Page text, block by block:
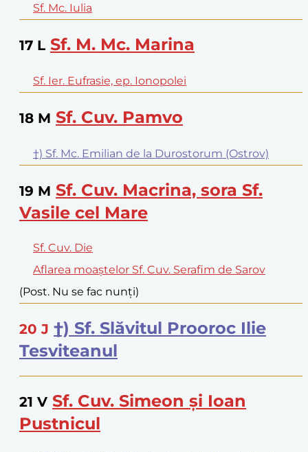
Sf. Mc. Iulia
17 L Sf. M. Mc. Marina
Sf. Ier. Eufrasie, ep. Ionopolei
18 M Sf. Cuv. Pamvo
†) Sf. Mc. Emilian de la Durostorum (Ostrov)
19 M Sf. Cuv. Macrina, sora Sf.
Vasile cel Mare
Sf. Cuv. Die
Aflarea moaștelor Sf. Cuv. Serafim de Sarov
(Post. Nu se fac nunți)
20 J †) Sf. Slăvitul Prooroc Ilie
Tesviteanul
21 V Sf. Cuv. Simeon și Ioan
Pustnicul